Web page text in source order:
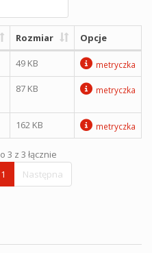
Rozmiar Opcje
49 KB metryczka
87 KB metryczka
162 KB metryczka
3 z 3 łącznie
1 Następna